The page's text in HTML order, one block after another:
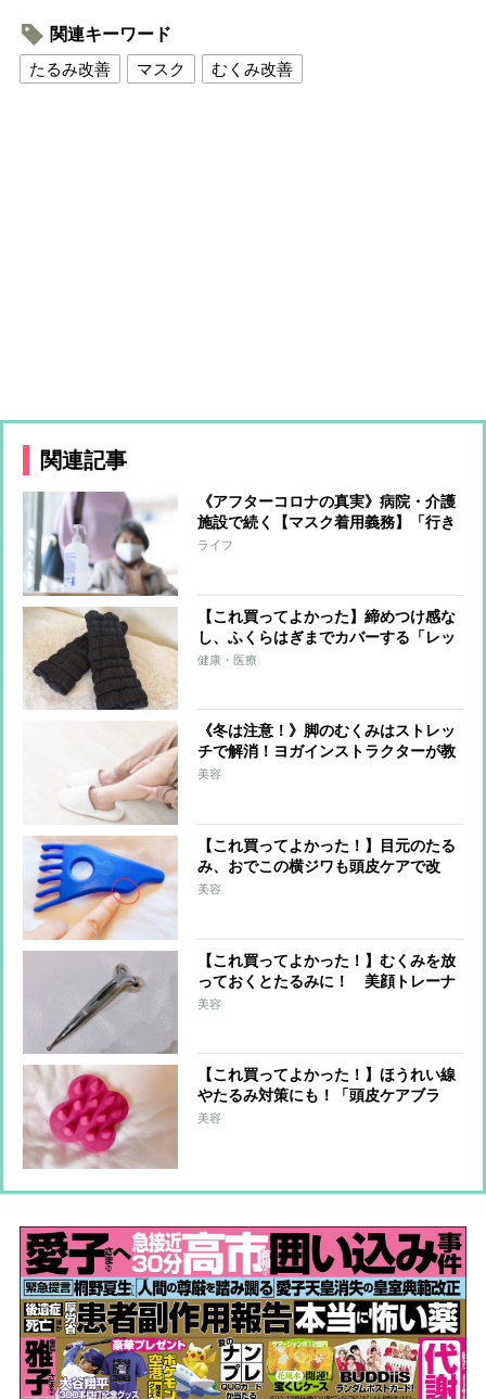
関連キーワード
たるみ改善
マスク むくみ改善
関連記事
《アフターコロナの真実》病院・介護
施設で続く【マスク着用義務】「行き
すぎた感染対策によって生活から大切
ライフ
【これ買ってよかった】締めつけ感な
し、ふくらはぎまでカバーする「レッ
グウォーマー」、睡眠美容家が睡眠時
健康・医療
《冬は注意！》脚のむくみはストレッ
チで解消！ヨガインストラクターが教
える簡単セルフケア
美容
【これ買ってよかった！】目元のたる
み、おでこの横ジワも頭皮ケアで改
善！美顔トレーナーが愛用する“ヘッ
美容
【これ買ってよかった！】むくみを放
っておくとたるみに！ 美顔トレーナ
ーがお手軽むくみケアに愛用するアイ
美容
【これ買ってよかった！】ほうれい線
やたるみ対策にも！「頭皮ケアブラ
シ」でアラフィフの“たるみ顔”を改善
美容